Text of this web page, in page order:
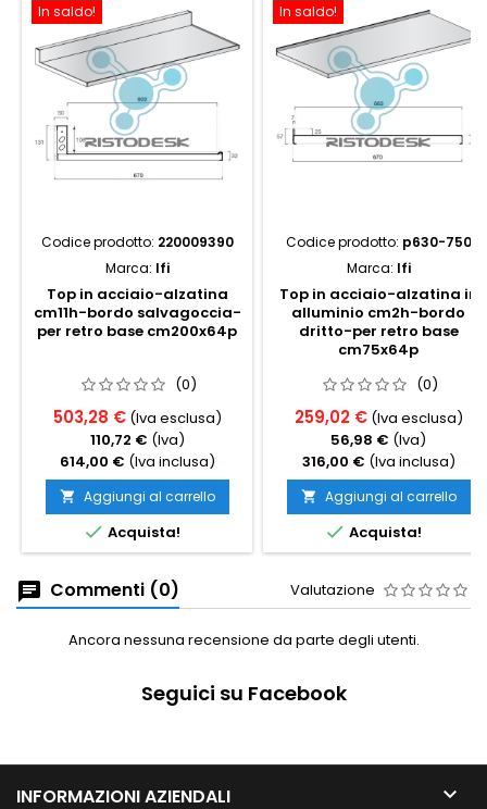
In saldo!
Codice prodotto: 220009390
Marca: Ifi
Top in acciaio-alzatina
cm11h-bordo salvagoccia-
per retro base cm200x64p
(0)
503,28 € (Iva esclusa)
110,72 € (Iva)
614,00 € (Iva inclusa)
 Aggiungi al carrello
 Acquista!
In saldo!
Codice prodotto: p630-750
Marca: Ifi
Top in acciaio-alzatina in
alluminio cm2h-bordo
dritto-per retro base
cm75x64p
(0)
259,02 € (Iva esclusa)
56,98 € (Iva)
316,00 € (Iva inclusa)
 Aggiungi al carrello
 Acquista!
Commenti (0) Valutazione
Ancora nessuna recensione da parte degli utenti.
Seguici su Facebook
INFORMAZIONI AZIENDALI 